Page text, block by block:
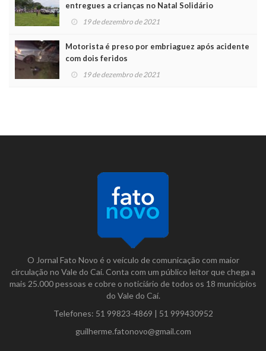
entregues a crianças no Natal Solidário
19 de dezembro de 2021
Motorista é preso por embriaguez após acidente
com dois feridos
19 de dezembro de 2021
O Jornal Fato Novo é o veículo de comunicação com maior
circulação no Vale do Caí. Conta com um público leitor que chega a
mais 25.000 pessoas e cobre o noticiário de todos os 18 municípios
do Vale do Caí.
Telefones: 51 99823-4869 | 51 999430952
guilherme.fatonovo@gmail.com